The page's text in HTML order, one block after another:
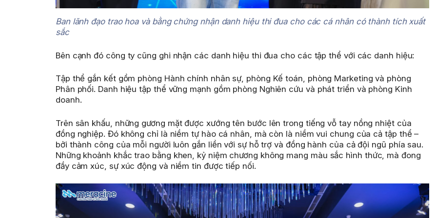
Ban lãnh đạo trao hoa và bằng chứng nhận danh hiệu thi đua cho các cá nhân có thành tích xuất
sắc
Bên cạnh đó công ty cũng ghi nhận các danh hiệu thi đua cho các tập thể với các danh hiệu:
Tập thể gắn kết gồm phòng Hành chính nhân sự, phòng Kế toán, phòng Marketing và phòng
Phân phối. Danh hiệu tập thể vững mạnh gồm phòng Nghiên cứu và phát triển và phòng Kinh
doanh.
Trên sân khấu, những gương mặt được xướng tên bước lên trong tiếng vỗ tay nồng nhiệt của
đồng nghiệp. Đó không chỉ là niềm tự hào cá nhân, mà còn là niềm vui chung của cả tập thể –
bởi thành công của mỗi người luôn gắn liền với sự hỗ trợ và đồng hành của cả đội ngũ phía sau.
Những khoảnh khắc trao bằng khen, kỷ niệm chương không mang màu sắc hình thức, mà đong
đầy cảm xúc, sự xúc động và niềm tin được tiếp nối.